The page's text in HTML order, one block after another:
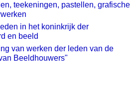
teekeningen, pastellen, grafische
in het koninkrijk der
en beeld
van werken der leden van de
Beeldhouwers"